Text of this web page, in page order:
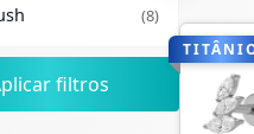
(8)
filtros